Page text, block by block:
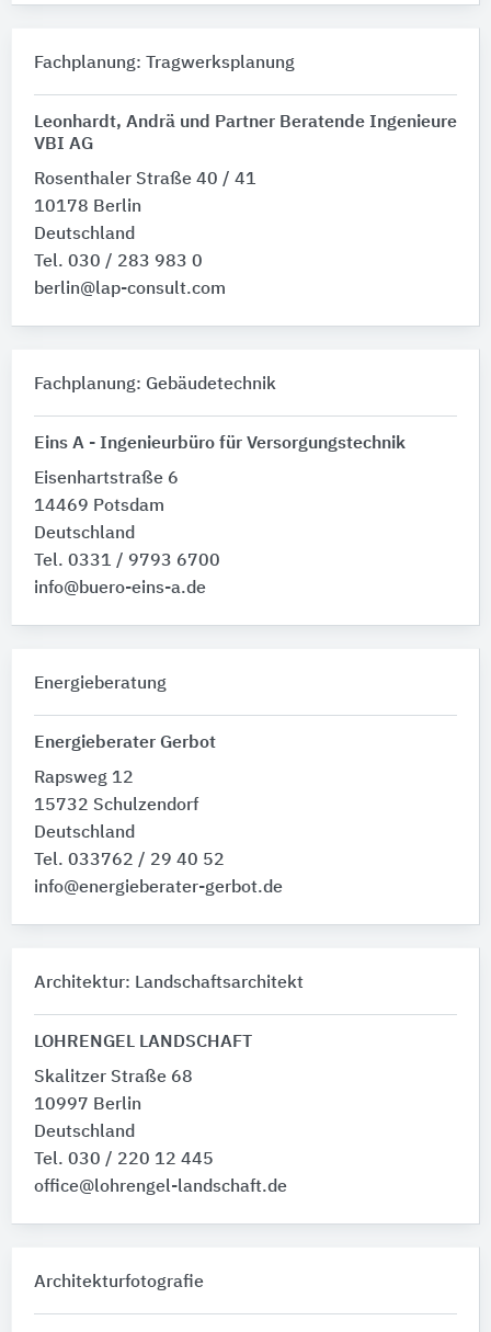
Fachplanung: Tragwerksplanung
Leonhardt, Andrä und Partner Beratende Ingenieure
VBI AG
Rosenthaler Straße 40 / 41
10178 Berlin
Deutschland
Tel. 030 / 283 983 0
berlin@lap-consult.com
Fachplanung: Gebäudetechnik
Eins A - Ingenieurbüro für Versorgungstechnik
Eisenhartstraße 6
14469 Potsdam
Deutschland
Tel. 0331 / 9793 6700
info@buero-eins-a.de
Energieberatung
Energieberater Gerbot
Rapsweg 12
15732 Schulzendorf
Deutschland
Tel. 033762 / 29 40 52
info@energieberater-gerbot.de
Architektur: Landschaftsarchitekt
LOHRENGEL LANDSCHAFT
Skalitzer Straße 68
10997 Berlin
Deutschland
Tel. 030 / 220 12 445
office@lohrengel-landschaft.de
Architekturfotografie